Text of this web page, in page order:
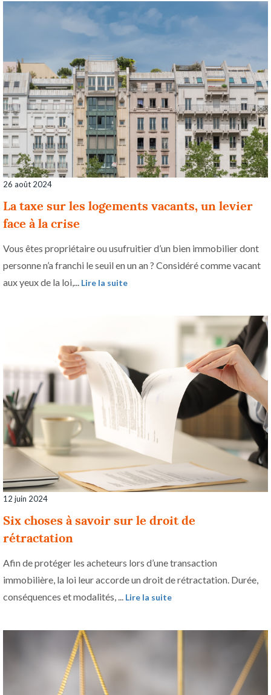
26 août 2024
La taxe sur les logements vacants, un levier
face à la crise
Vous êtes propriétaire ou usufruitier d’un bien immobilier dont
personne n’a franchi le seuil en un an ? Considéré comme vacant
aux yeux de la loi,... Lire la suite
12 juin 2024
Six choses à savoir sur le droit de
rétractation
Afin de protéger les acheteurs lors d’une transaction
immobilière, la loi leur accorde un droit de rétractation. Durée,
conséquences et modalités, ... Lire la suite